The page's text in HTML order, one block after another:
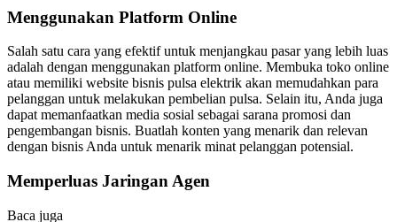
Menggunakan Platform Online
Salah satu cara yang efektif untuk menjangkau pasar yang lebih luas
adalah dengan menggunakan platform online. Membuka toko online
atau memiliki website bisnis pulsa elektrik akan memudahkan para
pelanggan untuk melakukan pembelian pulsa. Selain itu, Anda juga
dapat memanfaatkan media sosial sebagai sarana promosi dan
pengembangan bisnis. Buatlah konten yang menarik dan relevan
dengan bisnis Anda untuk menarik minat pelanggan potensial.
Memperluas Jaringan Agen
Baca juga